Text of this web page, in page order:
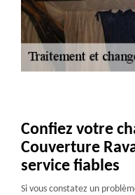
Confiez votre
Couverture
service fiables
Si vous constatez un